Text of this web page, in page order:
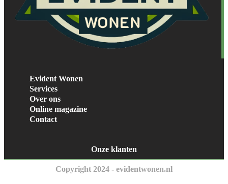
Evident Wonen
Services
Over ons
Online magazine
Contact
Onze klanten
Copyright 2024 - evidentwonen.nl